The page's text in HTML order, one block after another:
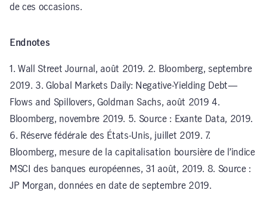
de ces occasions.
Endnotes
1. Wall Street Journal, août 2019. 2. Bloomberg, septembre
2019. 3. Global Markets Daily: Negative-Yielding Debt—
Flows and Spillovers, Goldman Sachs, août 2019 4.
Bloomberg, novembre 2019. 5. Source : Exante Data, 2019.
6. Réserve fédérale des États-Unis, juillet 2019. 7.
Bloomberg, mesure de la capitalisation boursière de l’indice
MSCI des banques européennes, 31 août, 2019. 8. Source :
JP Morgan, données en date de septembre 2019.